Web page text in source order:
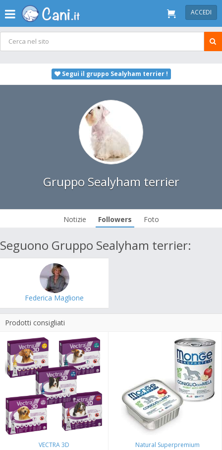
ACCEDI
Segui il gruppo Sealyham terrier !
Gruppo Sealyham terrier
Notizie Followers Foto
Seguono Gruppo Sealyham terrier:
Federica Maglione
Prodotti consigliati
VECTRA 3D
Natural Superpremium